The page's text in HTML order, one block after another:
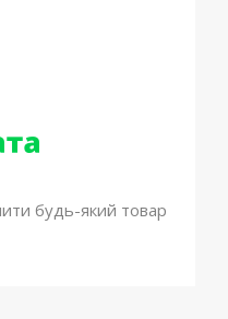
будь-який товар